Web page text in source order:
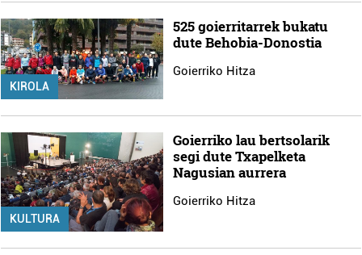
KIROLA
525 goierritarrek bukatu
dute Behobia-Donostia
Goierriko Hitza
KULTURA
Goierriko lau bertsolarik
segi dute Txapelketa
Nagusian aurrera
Goierriko Hitza